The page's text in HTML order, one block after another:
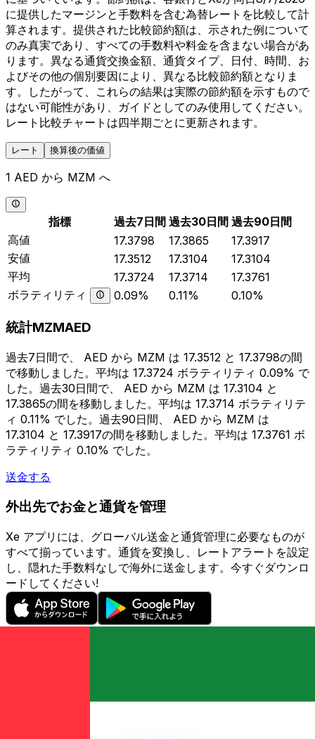
に提供したマージンと手数料を含む為替レートを比較して計
算されます。提供された比較節約額は、示された例について
のみ真実であり、すべての手数料や料金を含まない場合があ
ります。異なる通貨交換金額、通貨タイプ、日付、時間、お
よびその他の個別要因により、異なる比較節約額となりま
す。したがって、これらの結果は実際の節約額を示すもので
はない可能性があり、ガイドとしてのみ使用してください。
レート比較チャートは四半期ごとに更新されます。
レート 換算後の価値
1 AED から MZM へ
指標 過去7日間 過去30日間 過去90日間
高値
17.3798 17.3865
17.3917
安値
17.3512 17.3104
17.3104
平均
17.3724 17.3714
17.3761
ボラティリティ
0.09% 0.11% 0.10%
統計MZMAED
過去7日間で、 AED から MZM は 17.3512 と 17.3798の間
で移動しました。平均は 17.3724 ボラティリティ 0.09% で
した。過去30日間で、 AED から MZM は 17.3104 と
17.3865の間を移動しました。平均は 17.3714 ボラティリテ
ィ 0.11% でした。過去90日間、 AED から MZM は
17.3104 と 17.3917の間を移動しました。平均は 17.3761 ボ
ラティリティ 0.10% でした。
送金する
外出先でお金と通貨を管理
Xe アプリには、グローバル送金と通貨管理に必要なものが
すべて揃っています。通貨を変換し、レートアラートを設定
し、隠れた手数料なしで海外に送金します。今すぐダウンロ
ードしてください!